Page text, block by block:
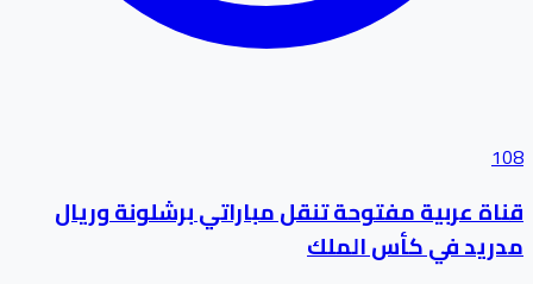
108
قناة عربية مفتوحة تنقل مباراتي برشلونة وريال
مدريد في كأس الملك